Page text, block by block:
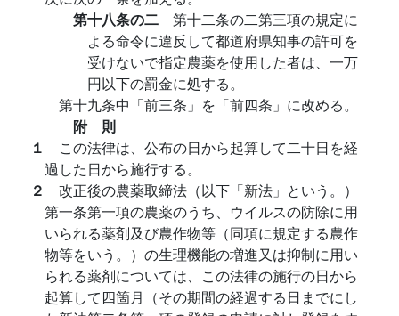
第十八条の二 第十二条の二第三項の規定に
よる命令に違反して都道府県知事の許可を
受けないで指定農薬を使用した者は、一万
円以下の罰金に処する。
第十九条中「前三条」を「前四条」に改める。
附 則
１ この法律は、公布の日から起算して二十日を経
過した日から施行する。
２ 改正後の農薬取締法（以下「新法」という。）
第一条第一項の農薬のうち、ウイルスの防除に用
いられる薬剤及び農作物等（同項に規定する農作
物等をいう。）の生理機能の増進又は抑制に用い
られる薬剤については、この法律の施行の日から
起算して四箇月（その期間の経過する日までにし